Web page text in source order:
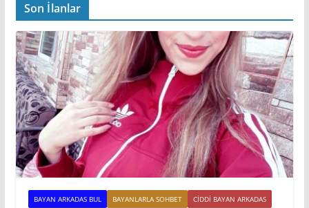
Son İlanlar
BAYAN ARKADAS BUL BAYANLARLA SOHBET CIDDI BAYAN ARKADAS